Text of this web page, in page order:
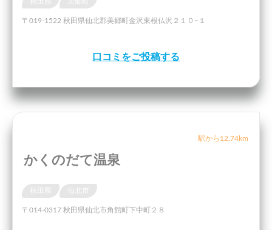
〒019-1522 秋田県仙北郡美郷町金沢東根仏沢２１０−１
口コミをご投稿する
駅から12.74km
かくのだて温泉
〒014-0317 秋田県仙北市角館町下中町２８